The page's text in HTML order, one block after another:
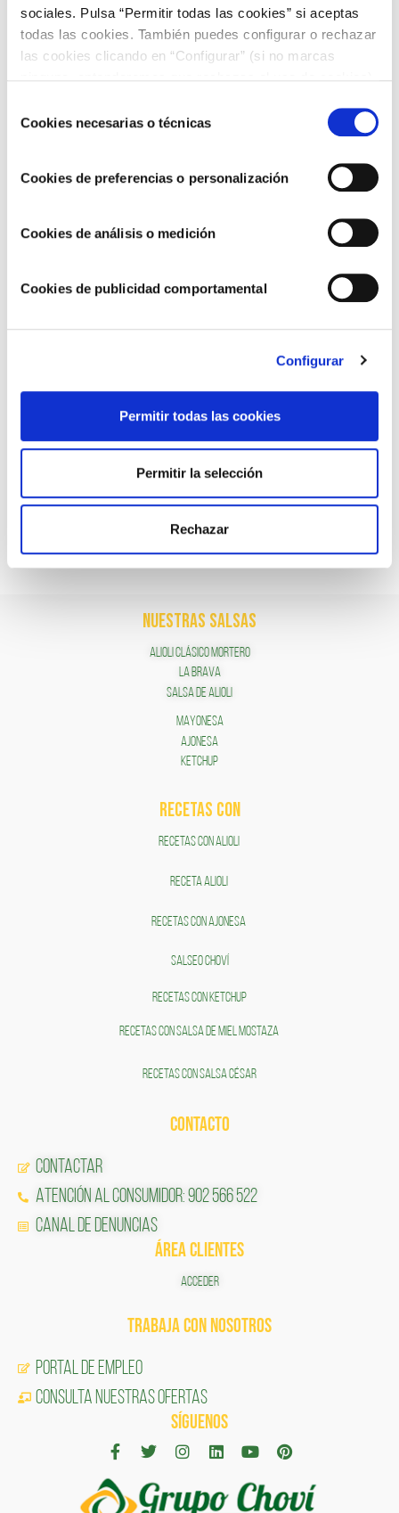
sociales. Pulsa “Permitir todas las cookies” si aceptas
todas las cookies. También puedes configurar o rechazar
las cookies clicando en “Configurar” (si no marcas
COOKIES.
deCookies necesarias o técnicas
Cookies de preferencias o personalización
Cookies de análisis o medición
Cookies de publicidad comportamental
Configurar
Permitir todas las cookies
Permitir la selección
Rechazar
Baos de pollo con calabaza y Ajonesa Choví
RECETAS CON ALIOLI
Alioli de soja y sésamo
NUESTRAS SALSAS
ALIOLI CLÁSICO MORTERO
LA BRAVA
SALSA DE ALIOLI
MAYONESA
AJONESA
KETCHUP
RECETAS COn
RECETAS CON ALIOLI
RECETA ALIOLI
RECETAS CON AJONESA
SALSEO CHOVÍ
RECETAS CON KETCHUP
RECETAS CON SALSA DE MIEL MOSTAZA
RECETAS CON SALSA CÉSAR
CONTACTO
Contactar
Atención al Consumidor: 902 566 522
Canal de Denuncias
ÁREA CLIENTES
ACCEDER
TRABAJA CON NOSOTROS
Portal de Empleo
CONSULTA NUESTRAS OFERTAS
SÍGUENOS